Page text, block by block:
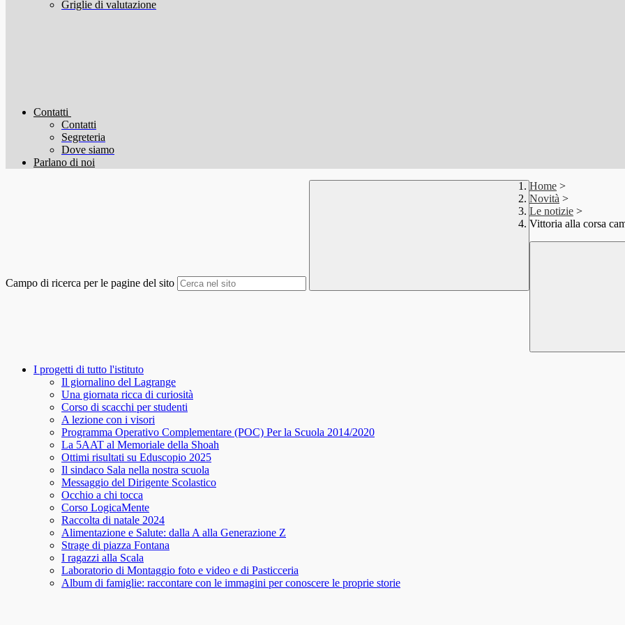
Griglie di valutazione
Contatti
Contatti
Segreteria
Dove siamo
Parlano di noi
Campo di ricerca per le pagine del sito
Home >
Novità >
Le notizie >
Vittoria alla corsa
I progetti di tutto l'istituto
Il giornalino del Lagrange
Una giornata ricca di curiosità
Corso di scacchi per studenti
A lezione con i visori
Programma Operativo Complementare (POC) Per la Scuola 2014/2020
La 5AAT al Memoriale della Shoah
Ottimi risultati su Eduscopio 2025
Il sindaco Sala nella nostra scuola
Messaggio del Dirigente Scolastico
Occhio a chi tocca
Corso LogicaMente
Raccolta di natale 2024
Alimentazione e Salute: dalla A alla Generazione Z
Strage di piazza Fontana
I ragazzi alla Scala
Laboratorio di Montaggio foto e video e di Pasticceria
Album di famiglie: raccontare con le immagini per conoscere le proprie storie